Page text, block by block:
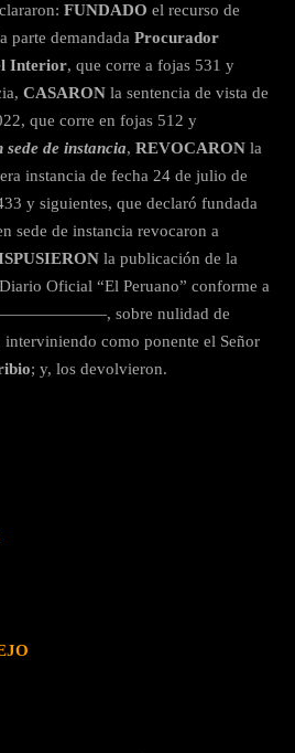
FUNDADO el recurso de
parte demandada Procurador
Interior, que corre a fojas 531 y
CASARON la sentencia de vista de
que corre en fojas 512 y
sede de instancia, REVOCARON la
instancia de fecha 24 de julio de
y siguientes, que declaró fundada
sede de instancia revocaron a
la publicación de la
Oficial “El Peruano” conforme a
———————, sobre nulidad de
como ponente el Señor
; y, los devolvieron.